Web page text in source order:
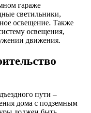
гараже
светильники,
освещение. Также
освещения,
движения.
пути –
дома с подземным